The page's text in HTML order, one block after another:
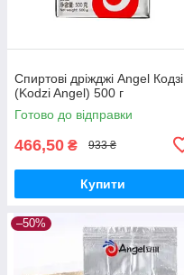
Спиртові дріжджі Angel Кодзі
(Kodzi Angel) 500 г
Готово до відправки
466,50 ₴ 933 ₴
Купити
–50%